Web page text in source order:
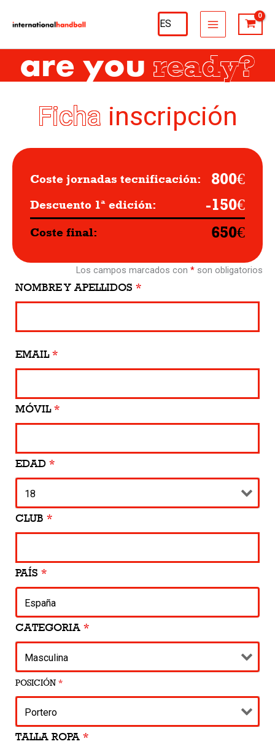
are you ready?
Ficha inscripción
Coste jornadas tecnificación: 800€
Descuento 1ª edición: -150€
Coste final: 650€
Los campos marcados con * son obligatorios
NOMBRE Y APELLIDOS *
EMAIL *
MÓVIL *
EDAD *
CLUB *
PAÍS *
CATEGORIA *
POSICIÓN *
TALLA ROPA *